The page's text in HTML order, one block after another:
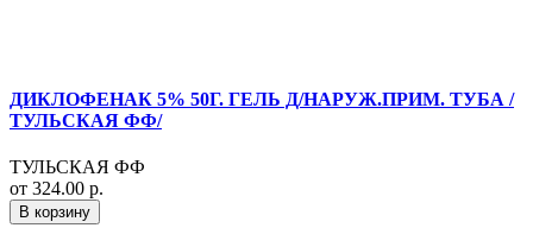
ДИКЛОФЕНАК 5% 50Г. ГЕЛЬ Д/НАРУЖ.ПРИМ. ТУБА /
ТУЛЬСКАЯ ФФ/
ТУЛЬСКАЯ ФФ
от 324.00 р.
В корзину